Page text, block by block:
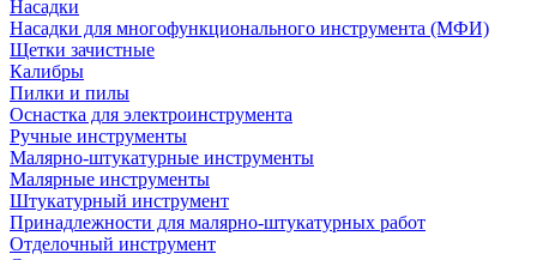
Насадки
Насадки для многофункционального инструмента (МФИ)
Щетки зачистные
Калибры
Пилки и пилы
Оснастка для электроинструмента
Ручные инструменты
Малярно-штукатурные инструменты
Малярные инструменты
Штукатурный инструмент
Принадлежности для малярно-штукатурных работ
Отделочный инструмент